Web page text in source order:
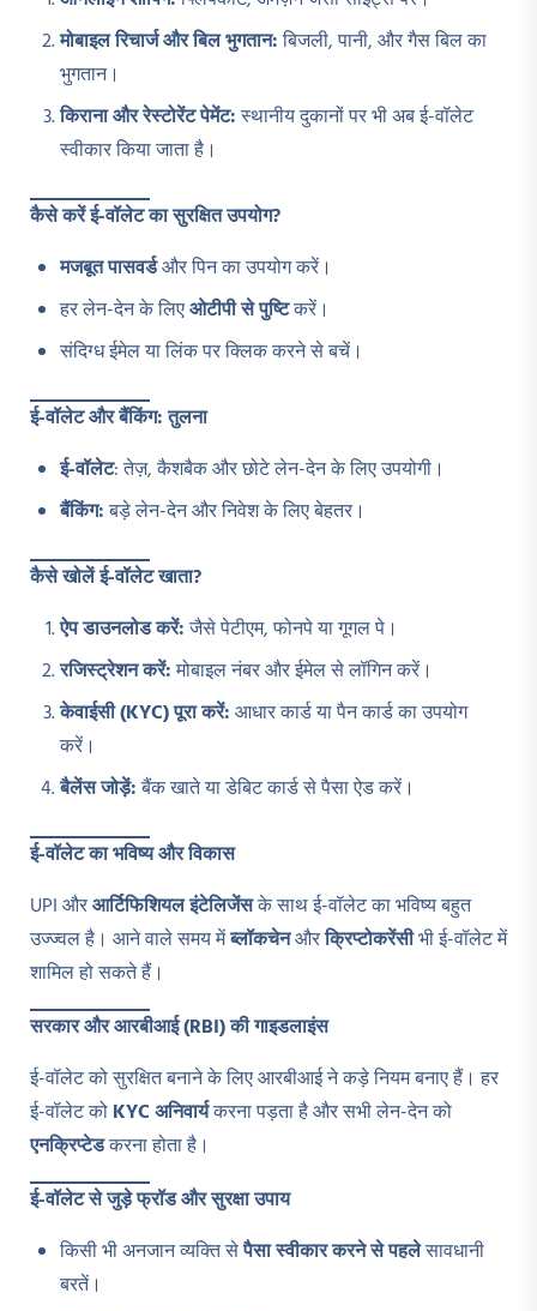
मोबाइल रिचार्ज और बिल भुगतान:बिजली, पानी, और गैस बिल का
भुगतान।
किराना और रेस्टोरेंट पेमेंट:स्थानीय दुकानों पर भी अब ई-वॉलेट
स्वीकार किया जाता है।
कैसे करें ई-वॉलेट का सुरक्षित उपयोग?
मजबूत पासवर्डऔर पिन का उपयोग करें।
हर लेन-देन के लिएओटीपी से पुष्टिकरें।
संदिग्ध ईमेल या लिंक पर क्लिक करने से बचें।
ई-वॉलेट और बैंकिंग: तुलना
ई-वॉलेट: तेज़, कैशबैक और छोटे लेन-देन के लिए उपयोगी।
बैंकिंग:बड़े लेन-देन और निवेश के लिए बेहतर।
कैसे खोलें ई-वॉलेट खाता?
ऐप डाउनलोड करें:जैसे पेटीएम, फोनपे या गूगल पे।
रजिस्ट्रेशन करें:मोबाइल नंबर और ईमेल से लॉगिन करें।
केवाईसी (KYC)पूरा करें:आधार कार्ड या पैन कार्ड का उपयोग
करें।
बैलेंस जोड़ें:बैंक खाते या डेबिट कार्ड से पैसा ऐड करें।
ई-वॉलेट का भविष्य और विकास
UPI औरआर्टिफिशियल इंटेलिजेंसके साथ ई-वॉलेट का भविष्य बहुत
उज्ज्वल है। आने वाले समय मेंब्लॉकचेनऔरक्रिप्टोकरेंसीभी ई-वॉलेट में
शामिल हो सकते हैं।
सरकार और आरबीआई (RBI)की गाइडलाइंस
ई-वॉलेट को सुरक्षित बनाने के लिए आरबीआई ने कड़े नियम बनाए हैं। हर
ई-वॉलेट कोKYCअनिवार्यकरना पड़ता है और सभी लेन-देन को
एनक्रिप्टेडकरना होता है।
ई-वॉलेट से जुड़े फ्रॉड और सुरक्षा उपाय
किसी भी अनजान व्यक्ति सेपैसा स्वीकार करने से पहलेसावधानी
बरतें।